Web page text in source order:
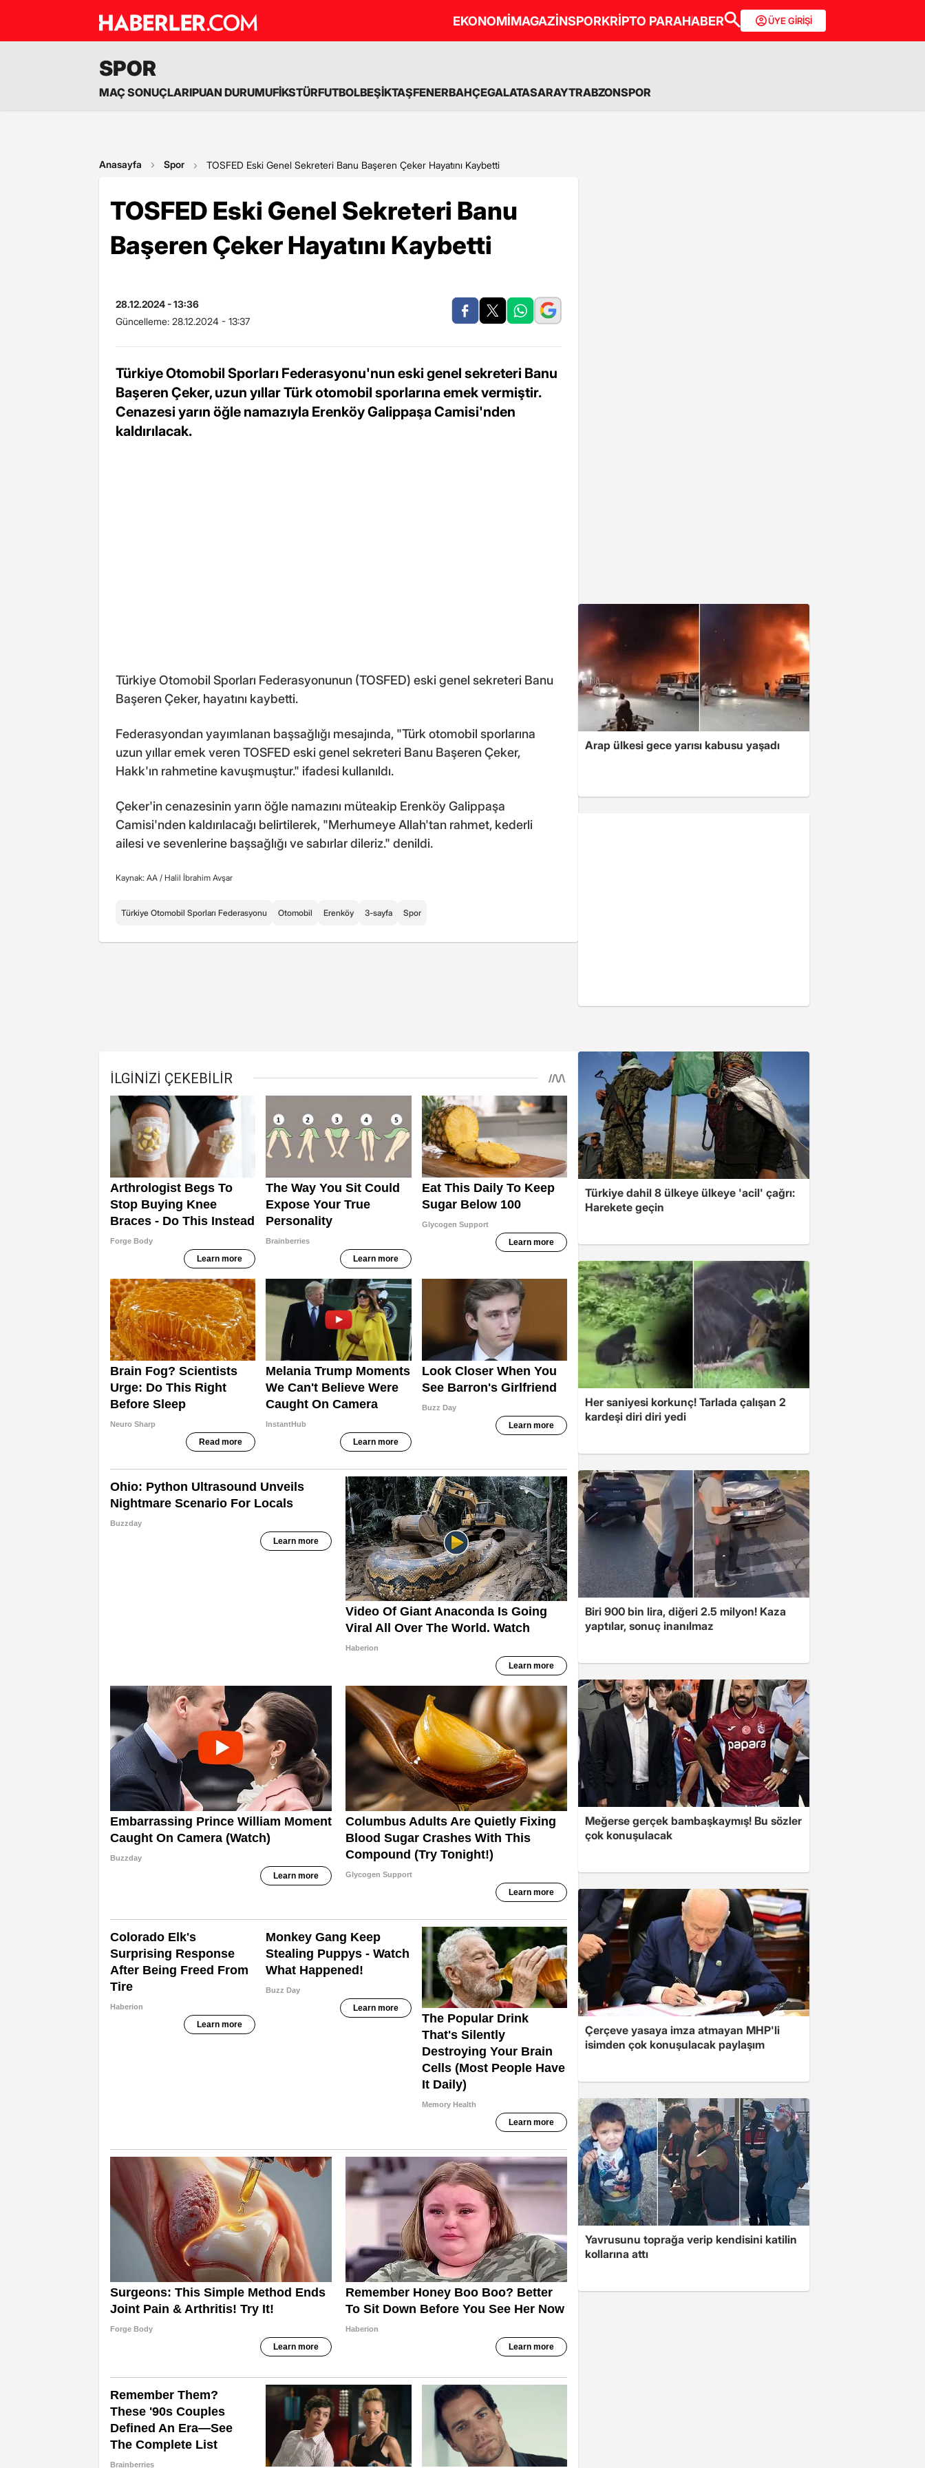
EKONOMİMAGAZİNSPORKRİPTO PARAHABER ÜYE GİRİŞİ
SPOR
MAÇ SONUÇLARIPUAN DURUMUFİKSTÜRFUTBOLBEŞİKTAŞFENERBAHÇEGALATASARAYTRABZONSPOR
Anasayfa Spor TOSFED Eski Genel Sekreteri Banu Başeren Çeker Hayatını Kaybetti
TOSFED Eski Genel Sekreteri Banu
Başeren Çeker Hayatını Kaybetti
28.12.2024 - 13:36
Güncelleme: 28.12.2024 - 13:37
Türkiye Otomobil Sporları Federasyonu'nun eski genel sekreteri Banu
Başeren Çeker, uzun yıllar Türk otomobil sporlarına emek vermiştir.
Cenazesi yarın öğle namazıyla Erenköy Galippaşa Camisi'nden
kaldırılacak.
Türkiye Otomobil Sporları Federasyonunun (TOSFED) eski genel sekreteri Banu
Başeren Çeker, hayatını kaybetti.
Federasyondan yayımlanan başsağlığı mesajında, "Türk otomobil sporlarına
uzun yıllar emek veren TOSFED eski genel sekreteri Banu Başeren Çeker,
Hakk'ın rahmetine kavuşmuştur." ifadesi kullanıldı.
Çeker'in cenazesinin yarın öğle namazını müteakip Erenköy Galippaşa
Camisi'nden kaldırılacağı belirtilerek, "Merhumeye Allah'tan rahmet, kederli
ailesi ve sevenlerine başsağlığı ve sabırlar dileriz." denildi.
Kaynak: AA / Halil İbrahim Avşar
Türkiye Otomobil Sporları Federasyonu Otomobil Erenköy 3-sayfa Spor
Arap ülkesi gece yarısı kabusu yaşadı
Türkiye dahil 8 ülkeye ülkeye 'acil' çağrı:
Harekete geçin
Her saniyesi korkunç! Tarlada çalışan 2
kardeşi diri diri yedi
Biri 900 bin lira, diğeri 2.5 milyon! Kaza
yaptılar, sonuç inanılmaz
Meğerse gerçek bambaşkaymış! Bu sözler
çok konuşulacak
Çerçeve yasaya imza atmayan MHP'li
isimden çok konuşulacak paylaşım
Yavrusunu toprağa verip kendisini katilin
kollarına attı